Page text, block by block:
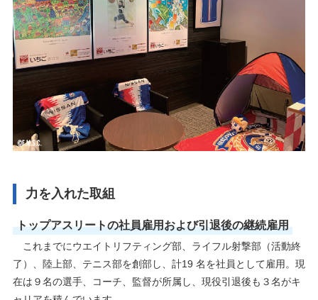
力を入れた取組
トップアスリートの社員雇用および引退後の継続雇用
これまでにウエイトリフティング部、ライフル射撃部（活動終
了）、陸上部、テニス部を創部し、計19 名を社員として雇用。現
在は９名の選手、コーチ、監督が所属し、現役引退後も３名がキ